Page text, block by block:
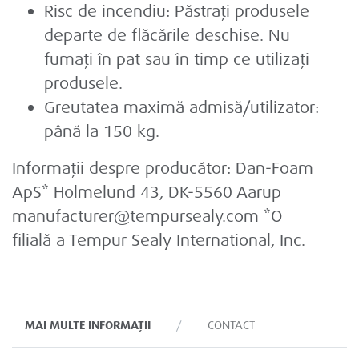
Risc de incendiu: Păstrați produsele
departe de flăcările deschise. Nu
fumați în pat sau în timp ce utilizați
produsele.
Greutatea maximă admisă/utilizator:
până la 150 kg.
Informații despre producător: Dan-Foam
ApS* Holmelund 43, DK-5560 Aarup
manufacturer@tempursealy.com *O
filială a Tempur Sealy International, Inc.
MAI MULTE INFORMAȚII CONTACT